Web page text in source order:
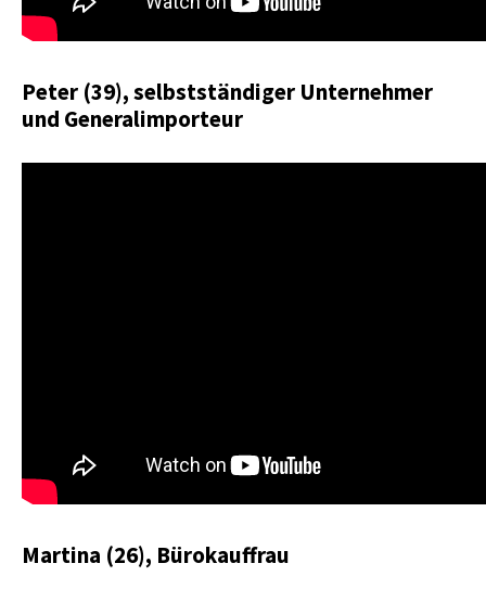
Peter (39), selbstständiger Unternehmer
und Generalimporteur
Martina (26), Bürokauffrau